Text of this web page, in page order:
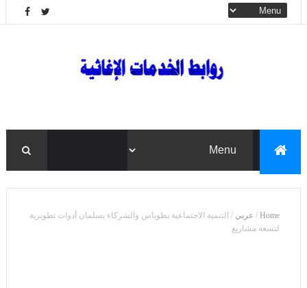
Home
/ عربي / التنمية الاجتماعية بطوباس والشركاء يسلمان أدوات تطويرية
لتسعة مشاريع